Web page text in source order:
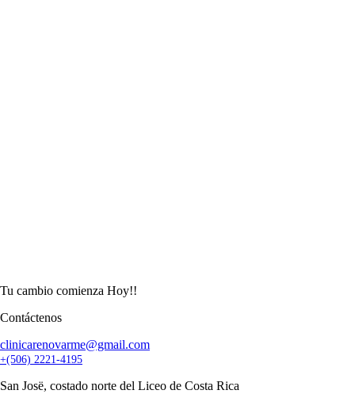
Tu cambio comienza Hoy!!
Contáctenos
clinicarenovarme@gmail.com
+(506) 2221-4195
San Josë, costado norte del Liceo de Costa Rica